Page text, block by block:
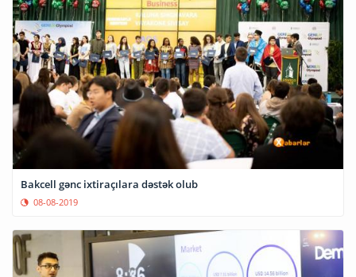
Bakcell gənc ixtiraçılara dəstək olub
08-08-2019